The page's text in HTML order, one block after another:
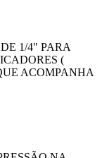
1/4" PARA
(
ACOMPANHA